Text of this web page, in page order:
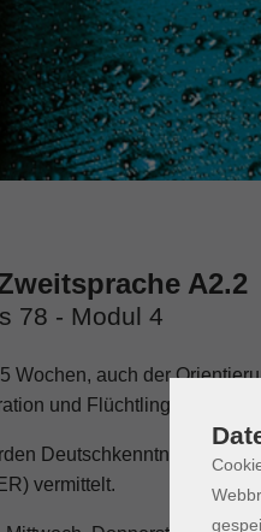
A2.2
78 - Modul 4
Wochen, auch der
und Flüchtlinge (BAMF)
Deutschkenntnisse
vermittelt.